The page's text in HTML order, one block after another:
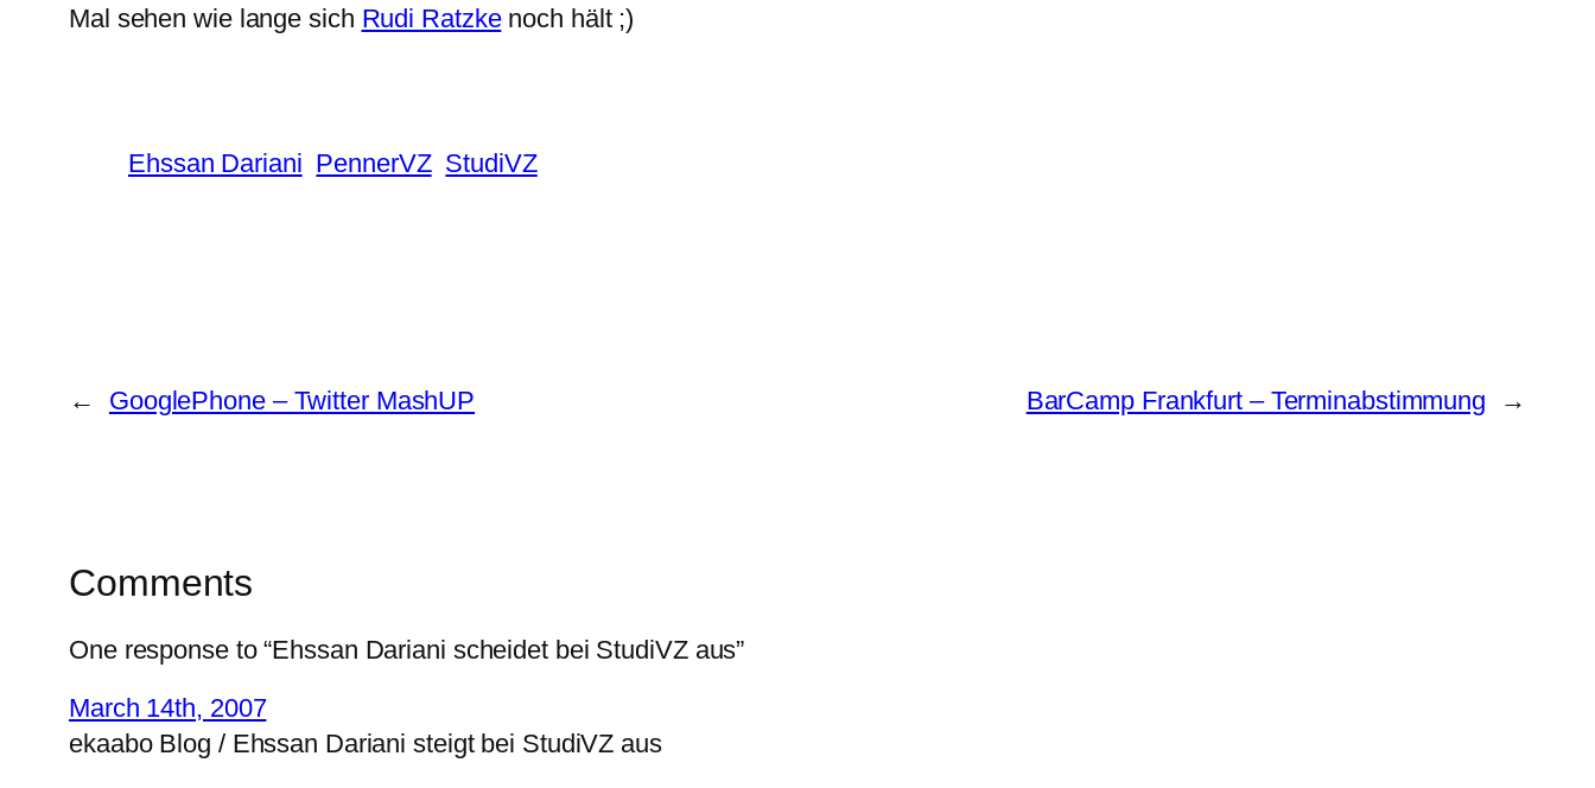
Mal sehen wie lange sich Rudi Ratzkenoch hält ;)
Ehssan Dariani PennerVZ StudiVZ
← GooglePhone – Twitter MashUP BarCamp Frankfurt – Terminabstimmung →
Comments
One response to “Ehssan Dariani scheidet bei StudiVZ aus”
March 14th, 2007
ekaabo Blog / Ehssan Dariani steigt bei StudiVZ aus